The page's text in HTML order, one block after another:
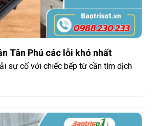
Tân Phú các lỗi khó nhất
sự cố với chiếc bếp từ cần tìm dịch